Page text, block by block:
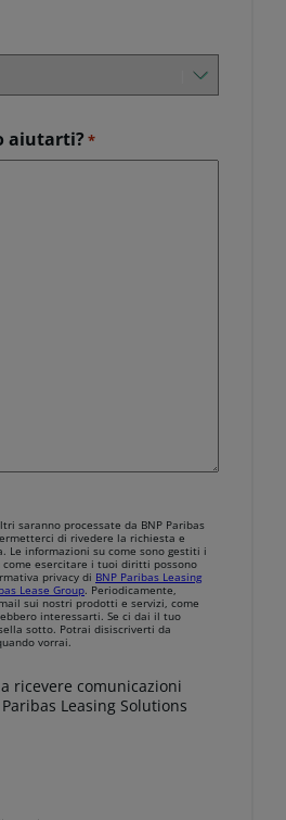
aiutarti? *
saranno processate da BNP Paribas
di rivedere la richiesta e
Le informazioni su come sono gestiti i
esercitare i tuoi diritti possono
privacy di BNP Paribas Leasing
Lease Group. Periodicamente,
sui nostri prodotti e servizi, come
interessarti. Se ci dai il tuo
sotto. Potrai disiscriverti da
vorrai.
ricevere comunicazioni
Leasing Solutions